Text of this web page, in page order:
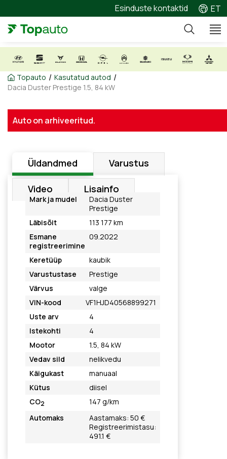
Esinduste kontaktid ET
Topauto / Kasutatud autod /
Dacia Duster Prestige 1.5, 84 kW
Auto on arhiveeritud.
Üldandmed Varustus
Video Lisainfo
Mark ja mudel
Dacia Duster
Prestige
Läbisõit
113 177 km
Esmane
registreerimine
09.2022
Keretüüp
kaubik
Varustustase
Prestige
Värvus
valge
VIN-kood
VF1HJD40568899271
Uste arv
4
Istekohti
4
Mootor
1.5, 84 kW
Vedav sild
nelikvedu
Käigukast
manuaal
Kütus
diisel
CO2
147 g/km
Automaks
Aastamaks: 50 €
Registreerimistasu:
491.1 €